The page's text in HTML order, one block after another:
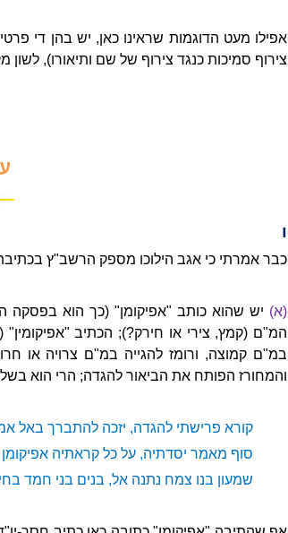
אפילו מעט הדוגמות שראינו כאן, יש בהן די
צירוף סמיכות כנגד צירוף של שם ותיאורו), לשון
ו
כבר אמרתי כי אגב הילוכו מספק הרשב"ץ
(א) יש שהוא כותב "אפיקומן" (כך הוא בפסקה
המ"ם (קמץ, צירי או חירק?); הכתיב
במ"ם קמוצה, ורומז להגייה במ"ם צרויה או
והמחורז הפותח את הביאור להגדה; הרי הוא
קורא פרישתי להגדה, יזכה להתברך באל
סוף מאמר יסדתיה, על כל קראתיה אפיקומן
שמעון בנו צמח נתנה אל, בנים בני חמד